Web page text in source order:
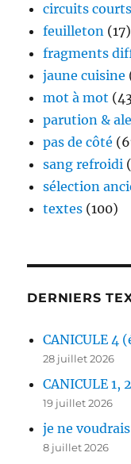
circuits courts
feuilleton (17)
fragments
jaune cuisine
mot à mot
parution &
pas de côté
sang refroidi
sélection
textes (100)
DERNIERS
CANICULE 4
28 juillet 2026
CANICULE 1,
19 juillet 2026
je ne
8 juillet 2026